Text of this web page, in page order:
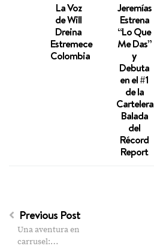
La Voz
de Will
Dreina
Estremece
Colombia
Jeremías
Estrena
“Lo Que
Me Das”
y
Debuta
en el #1
de la
Cartelera
Balada
del
Récord
Report
Previous Post
Una aventura en
carrusel:…